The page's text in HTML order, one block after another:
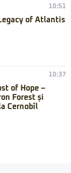
10:51
of Atlantis
10:37
of Hope –
Forest și
Cernobîl